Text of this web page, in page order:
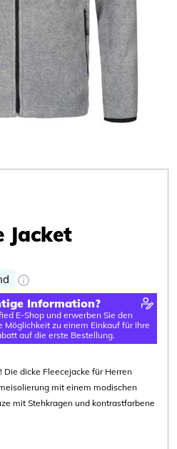
Jacket
Information?
E-Shop und erwerben Sie den
Möglichkeit zu einem Einkauf für Ihre
auf die erste Bestellung.
dicke Fleecejacke für Herren
mit einem modischen
mit Stehkragen und kontrastfarbene